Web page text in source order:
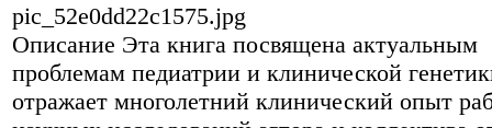
pic_52e0dd22c1575.jpg
Описание Эта книга посвящена актуальным
проблемам педиатрии и клинической
отражает многолетний клинический опыт